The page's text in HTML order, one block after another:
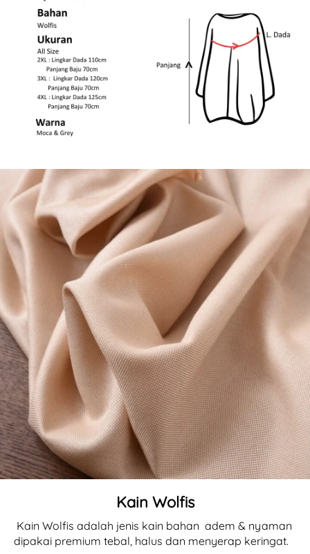
Kain Wolfis
Kain Wolfis adalah jenis kain bahan adem & nyaman
dipakai premium tebal, halus dan menyerap keringat.